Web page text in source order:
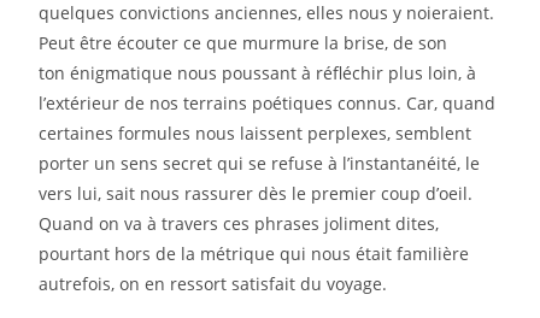
quelquesconvictions anciennes, elles nous y noieraient.
Peut être écouter ce que murmure la brise, de son
tonénigmatique nous poussant à réfléchir plus loin, à
l’extérieur de nos terrains poétiques connus. Car,quand
certaines formules nous laissent perplexes, semblent
porter un sens secret qui se refuse à l’instantanéité, le
vers lui, sait nous rassurer dès le premier coup d’oeil.
Quand on va à travers ces phrases joliment dites,
pourtant hors de la métrique qui nous était familière
autrefois, on en ressortsatisfait du voyage.